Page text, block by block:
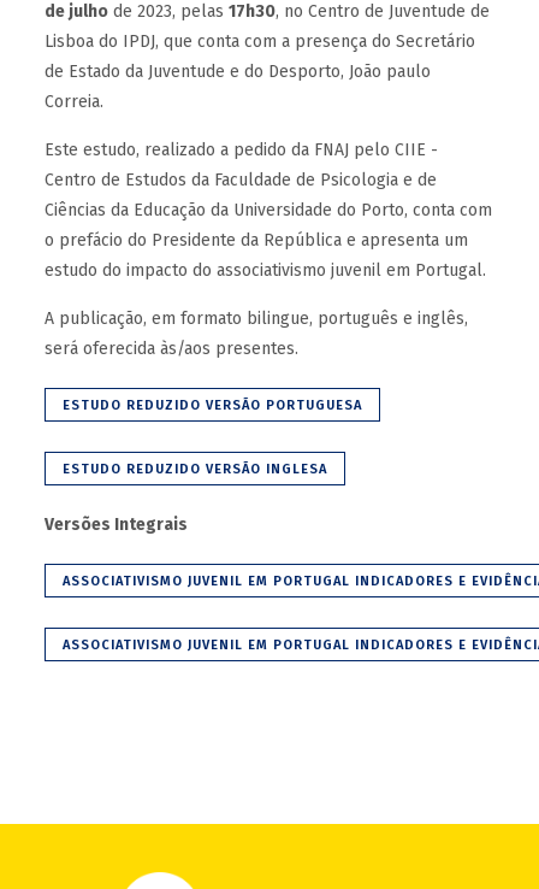
de julho de 2023, pelas17h30, no Centro de Juventude de
Lisboa do IPDJ, que conta com a presença do Secretário
de Estado da Juventude e do Desporto, João paulo
Correia.
Este estudo, realizado a pedido da FNAJ pelo CIIE -
Centro de Estudos da Faculdade de Psicologia e de
Ciências da Educação da Universidade do Porto, conta com
o prefácio do Presidente da República e apresenta um
estudo do impacto do associativismo juvenil em Portugal.
A publicação, em formato bilingue, português e inglês,
será oferecida às/aos presentes.
ESTUDO REDUZIDO VERSÃO PORTUGUESA
ESTUDO REDUZIDO VERSÃO INGLESA
Versões Integrais
ASSOCIATIVISMO JUVENIL EM PORTUGAL INDICADORES E
ASSOCIATIVISMO JUVENIL EM PORTUGAL INDICADORES E